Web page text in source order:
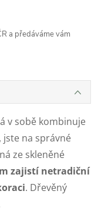
a předáváme vám
v sobě kombinuje
na správné
ze skleněné
zajistí netradiční
. Dřevěný